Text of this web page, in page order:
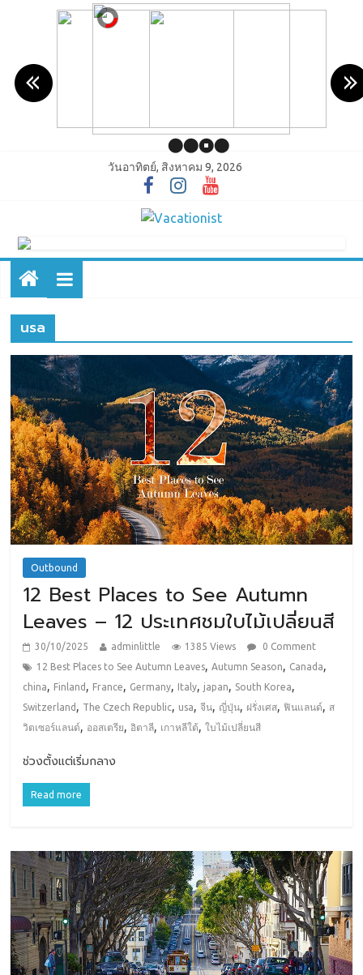
วันอาทิตย์, สิงหาคม 9, 2026
usa
Outbound
12 Best Places to See Autumn
Leaves – 12 ประเทศชมใบไม้เปลี่ยนสี
30/10/2025 adminlittle 1385 Views
0 Comment
12 Best Places to See Autumn Leaves,Autumn Season, Canada,
china, Finland , France, Germany, Italy, japan, South Korea,
Switzerland , The Czech Republic, usa,จีน, ญี่ปุ่น, ฝรั่งเศส,ฟินแลนด์, ส
วิตเซอร์แลนด์, ออสเตรีย,อิตาลี, เกาหลีใต้,ใบไม้เปลี่ยนสี
ช่วงตั้งแต่เริ่มกลาง
Read more